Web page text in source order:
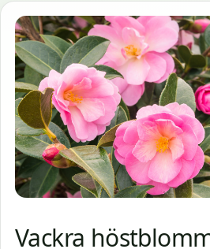
Vackra